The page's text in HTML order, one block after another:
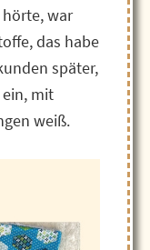
war
das habe
später,
mit
weiß.